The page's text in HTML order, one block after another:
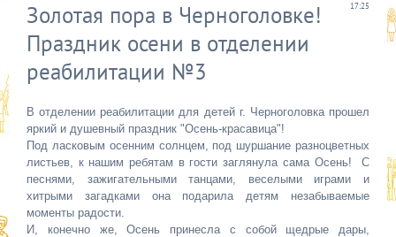
17:25
Золотая пора в Черноголовке!
Праздник осени в отделении
реабилитации №3
В отделении реабилитации для детей г. Черноголовка прошел
яркий и душевный праздник "Осень-красавица"!
Под ласковым осенним солнцем, под шуршание разноцветных
листьев, к нашим ребятам в гости заглянула сама Осень! С
песнями, зажигательными танцами, веселыми играми и
хитрыми загадками она подарила детям незабываемые
моменты радости.
И, конечно же, Осень принесла с собой щедрые дары,